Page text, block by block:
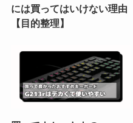
には買ってはいけない理由
【目的整理】